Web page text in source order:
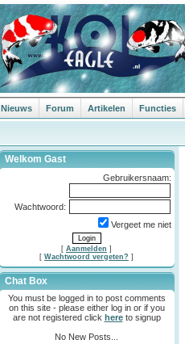
Nieuws Forum Artikelen Functies
Welkom Gast
Gebruikersnaam:
Wachtwoord:
Vergeet me niet
[ Aanmelden ]
[ Wachtwoord vergeten? ]
Chat Box
You must be logged in to post comments
on this site - please either log in or if you
are not registered click hereto signup
No New Posts...